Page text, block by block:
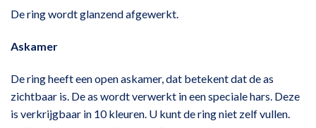
De ring wordt glanzend afgewerkt.
Askamer
De ring heeft een open askamer, dat betekent dat de as
zichtbaar is. De as wordt verwerkt in een speciale hars. Deze
is verkrijgbaar in 10 kleuren. U kunt de ring niet zelf vullen.